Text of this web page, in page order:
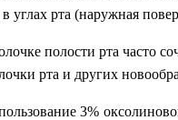
углах рта (наружная
полости рта часто
рта и других
3%